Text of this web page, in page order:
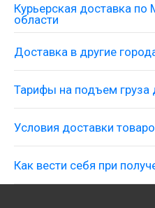
Курьерская доставка
области
Доставка в другие
Тарифы на подъем груза
Условия доставки
Как вести себя при